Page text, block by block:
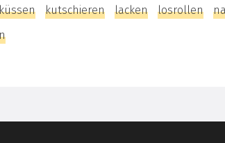
kutschieren lacken losrollen